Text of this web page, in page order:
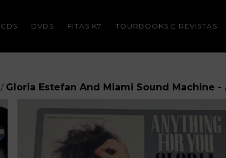
CDS DVDS FITAS K7 TOURBOOKS E REVISTAS
/ Gloria Estefan And Miami Sound Machine